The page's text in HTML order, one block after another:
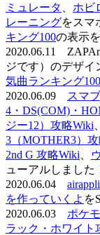
ミュレータ
ホビ
レーニングをスマ
キング100の表示
2020.06.11
ジです）のデザイ
気曲ランキング100
2020.06.09
スマ
4・DS(COM)・
ジー12）攻略Wiki
3（MOTHER3）
2nd G 攻略Wiki
ューアルしました
2020.06.04
を作っていくよ を
2020.06.03 ポケ
ラック・ホワイト